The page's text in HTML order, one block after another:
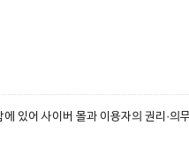
있어 사이버 몰과 이용자의 권리·의